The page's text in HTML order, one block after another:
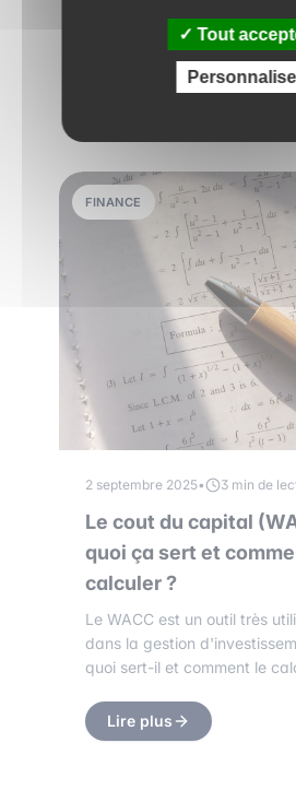
plus courants !
FINANCE
2 septembre 2025• 3 min de
Le cout du capital
quoi ça sert et
calculer ?
Le WACC est un outil très
dans la gestion
quoi sert-il et comment le
Lire plus
Tout